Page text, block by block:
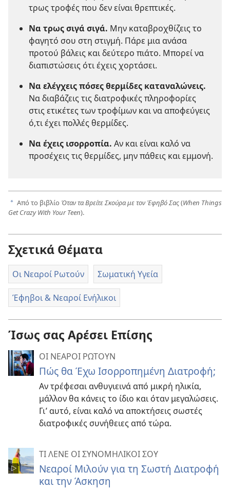
τρως τροφές που δεν είναι θρεπτικές.
Να τρως σιγά σιγά. Μην καταβροχθίζεις το
φαγητό σου στη στιγμή. Πάρε μια ανάσα
προτού βάλεις και δεύτερο πιάτο. Μπορεί να
διαπιστώσεις ότι έχεις χορτάσει.
Να ελέγχεις πόσες θερμίδες καταναλώνεις.
Να διαβάζεις τις διατροφικές πληροφορίες
στις ετικέτες των τροφίμων και να αποφεύγεις
ό,τι έχει πολλές θερμίδες.
Να έχεις ισορροπία. Αν και είναι καλό να
προσέχεις τις θερμίδες, μην πάθεις και εμμονή.
a Από το βιβλίο Όταν τα Βρείτε Σκούρα με τον Έφηβό Σας(When Things
Get Crazy With Your Teen).
Σχετικά Θέματα
Οι Νεαροί Ρωτούν Σωματική Υγεία
Έφηβοι & Νεαροί Ενήλικοι
Ίσως σας Αρέσει Επίσης
ΟΙ ΝΕΑΡΟΙ ΡΩΤΟΥΝ
Πώς θα Έχω Ισορροπημένη Διατροφή;
Αν τρέφεσαι ανθυγιεινά από μικρή ηλικία,
μάλλον θα κάνεις το ίδιο και όταν μεγαλώσεις.
Γι’ αυτό, είναι καλό να αποκτήσεις σωστές
διατροφικές συνήθειες από τώρα.
ΤΙ ΛΕΝΕ ΟΙ ΣΥΝΟΜΗΛΙΚΟΙ ΣΟΥ
Νεαροί Μιλούν για τη Σωστή Διατροφή
και την Άσκηση